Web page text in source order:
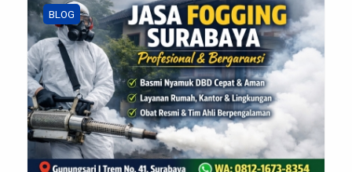
menimbulkan kerugian finansial, merusak aset,
hingga membahayakan kesehatan penghuni
maupun pelanggan. INSEKIL […]
BLOG